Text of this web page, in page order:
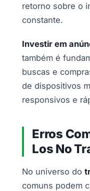
retorno sobre o
constante.
Investir em
também é
buscas e
de dispositivos
responsivos e
Erros
Los No
No universo do
comuns podem